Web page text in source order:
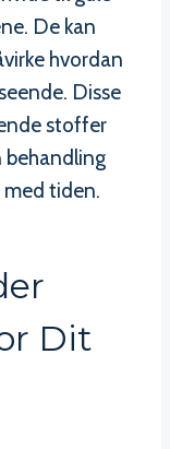
De kan
hvordan
Disse
stoffer
behandling
med tiden.
Dit